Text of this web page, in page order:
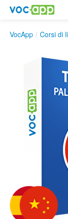
VocApp / Corsi di